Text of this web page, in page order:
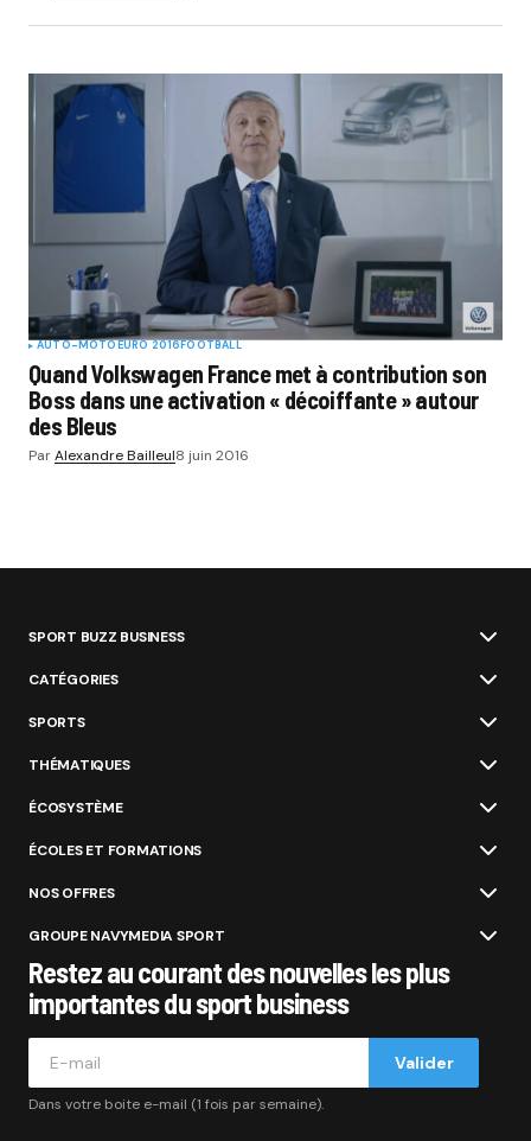
AUTO-MOTOEURO 2016FOOTBALL
Quand Volkswagen France met à contribution son
Boss dans une activation « décoiffante » autour
des Bleus
ParAlexandre Bailleul8 juin 2016
SPORT BUZZ BUSINESS
CATÉGORIES
SPORTS
THÉMATIQUES
ÉCOSYSTÈME
ÉCOLES ET FORMATIONS
NOS OFFRES
GROUPE NAVYMEDIA SPORT
Restez au courant des nouvelles les plus
importantes du sport business
Valider
Dans votre boite e-mail (1 fois par semaine).